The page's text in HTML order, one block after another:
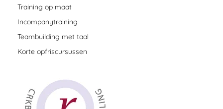
Training op maat
Incompanytraining
Teambuilding met taal
Korte opfriscursussen